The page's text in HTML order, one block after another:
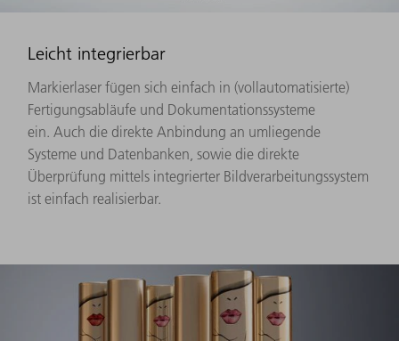
Leicht integrierbar
Markierlaser fügen sich einfach in (vollautomatisierte)
Fertigungsabläufe und Dokumentationssysteme
ein. Auch die direkte Anbindung an umliegende
Systeme und Datenbanken, sowie die direkte
Überprüfung mittels integrierter Bildverarbeitungssystem
ist einfach realisierbar.